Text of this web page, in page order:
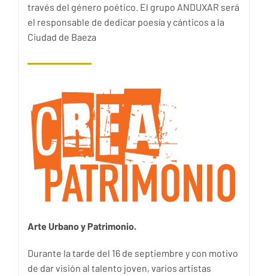
través del género poético. El grupo ANDUXAR será
el responsable de dedicar poesía y cánticos a la
Ciudad de Baeza
Arte Urbano y Patrimonio.
Durante la tarde del 16 de septiembre y con motivo
de dar visión al talento joven, varios artistas